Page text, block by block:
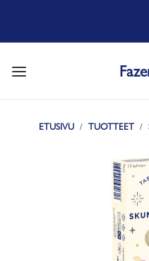
ETUSIVU TUOTTEET